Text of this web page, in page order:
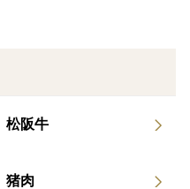
松阪牛
猪肉